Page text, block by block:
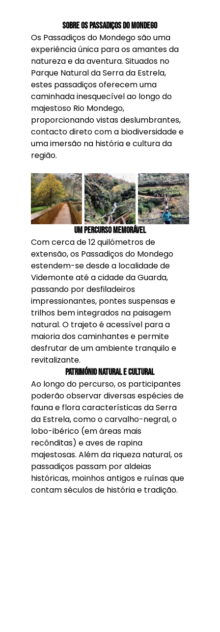
Sobre os Passadiços do Mondego
Os Passadiços do Mondego são uma
experiência única para os amantes da
natureza e da aventura. Situados no
Parque Natural da Serra da Estrela,
estes passadiços oferecem uma
caminhada inesquecível ao longo do
majestoso Rio Mondego,
proporcionando vistas deslumbrantes,
contacto direto com a biodiversidade e
uma imersão na história e cultura da
região.
Um Percurso Memorável
Com cerca de 12 quilómetros de
extensão, os Passadiços do Mondego
estendem-se desde a localidade de
Videmonte até a cidade da Guarda,
passando por desfiladeiros
impressionantes, pontes suspensas e
trilhos bem integrados na paisagem
natural. O trajeto é acessível para a
maioria dos caminhantes e permite
desfrutar de um ambiente tranquilo e
revitalizante.
Património Natural e Cultural
Ao longo do percurso, os participantes
poderão observar diversas espécies de
fauna e flora características da Serra
da Estrela, como o carvalho-negral, o
lobo-ibérico (em áreas mais
recônditas) e aves de rapina
majestosas. Além da riqueza natural, os
passadiços passam por aldeias
históricas, moinhos antigos e ruínas que
contam séculos de história e tradição.